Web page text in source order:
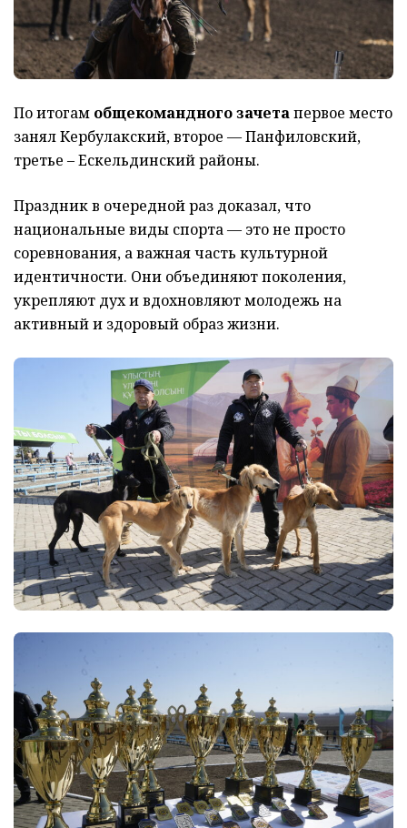
По итогам общекомандного зачетапервое место
занял Кербулакский, второе — Панфиловский,
третье – Ескельдинский районы.
Праздник в очередной раз доказал, что
национальные виды спорта — это не просто
соревнования, а важная часть культурной
идентичности. Они объединяют поколения,
укрепляют дух и вдохновляют молодежь на
активный и здоровый образ жизни.